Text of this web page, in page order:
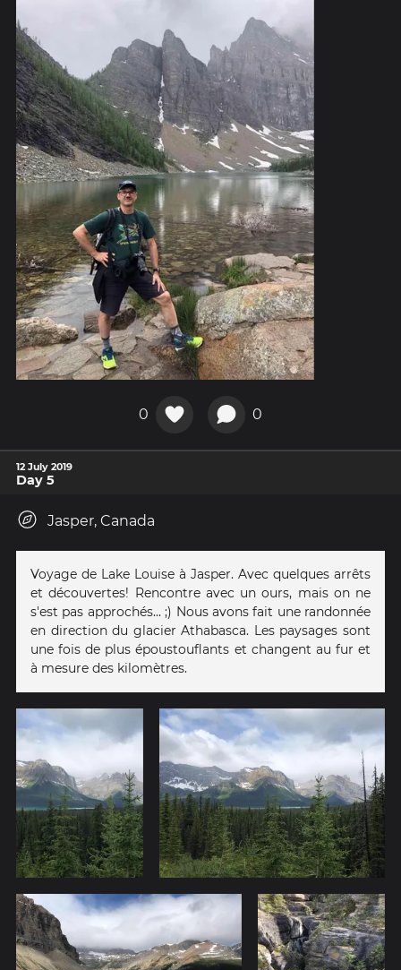
0 0
12 July 2019
Day 5
Jasper, Canada
Voyage de Lake Louise à Jasper. Avec quelques arrêts
et découvertes! Rencontre avec un ours, mais on ne
s'est pas approchés... ;) Nous avons fait une randonnée
en direction du glacier Athabasca. Les paysages sont
une fois de plus époustouflants et changent au fur et
à mesure des kilomètres.